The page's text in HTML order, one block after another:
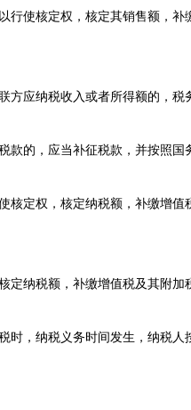
使核定权，核定其销售额，补
应纳税收入或者所得额的，税
的，应当补征税款，并按照国
定权，核定纳税额，补缴增值
纳税额，补缴增值税及其附加
，纳税义务时间发生，纳税人